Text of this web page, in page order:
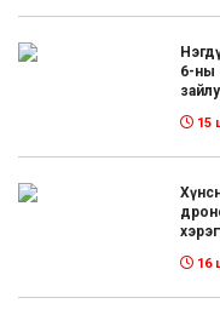
6-
15
16